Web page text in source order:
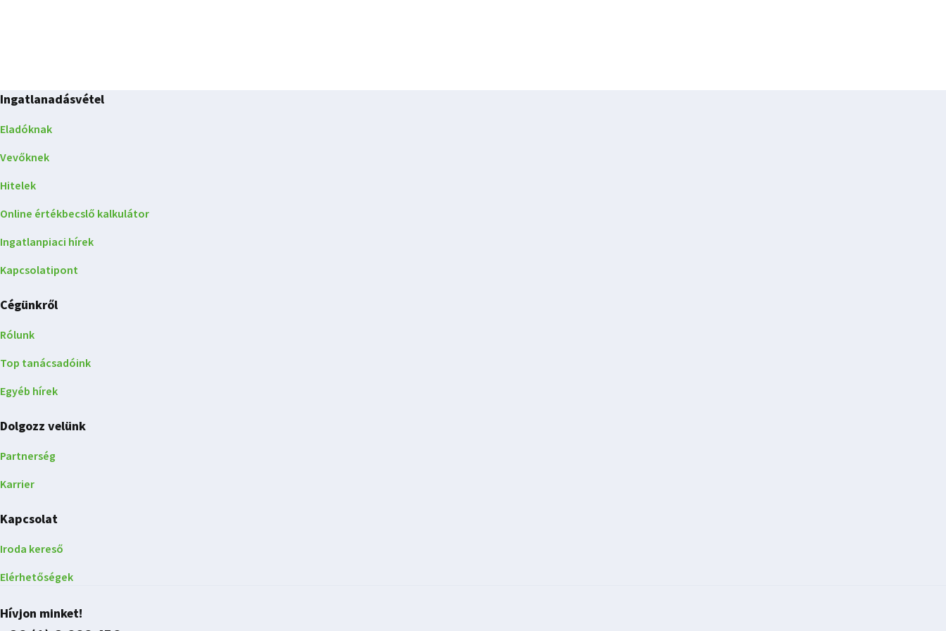
Ingatlanadásvétel
Eladóknak
Vevőknek
Hitelek
Online értékbecslő kalkulátor
Ingatlanpiaci hírek
Kapcsolatipont
Cégünkről
Rólunk
Top tanácsadóink
Egyéb hírek
Dolgozz velünk
Partnerség
Karrier
Kapcsolat
Iroda kereső
Elérhetőségek
Hívjon minket!